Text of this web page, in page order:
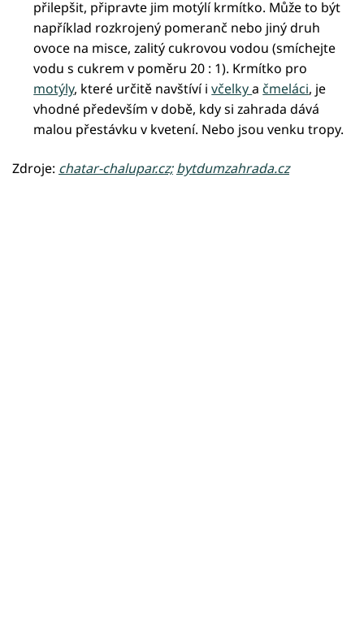
přilepšit, připravte jim motýlí krmítko. Může to být
například rozkrojený pomeranč nebo jiný druh
ovoce na misce, zalitý cukrovou vodou (smíchejte
vodu s cukrem v poměru 20 : 1). Krmítko pro
motýly, které určitě navštíví ivčelkya čmeláci, je
vhodné především v době, kdy si zahrada dává
malou přestávku v kvetení. Nebo jsou venku tropy.
Zdroje: chatar-chalupar.cz; bytdumzahrada.cz